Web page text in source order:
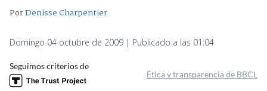
PorDenisse Charpentier
Domingo 04 octubre de 2009 | Publicado a las 01:04
Seguimos criterios de
Ética y transparencia de BBCL